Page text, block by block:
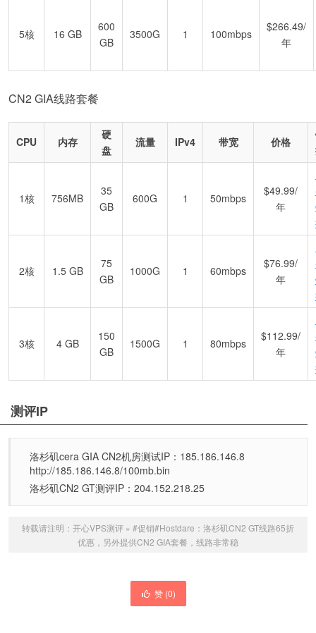
5核 16 GB
600
GB
3500G 1 100mbps
$266.49/
年
CN2 GIA线路套餐
CPU 内存
硬
盘
流量 IPv4 带宽 价格
1核 756MB
35
GB
600G 1 50mbps
$49.99/
年
2核 1.5 GB
75
GB
1000G 1 60mbps
$76.99/
年
3核 4 GB
150
GB
1500G 1 80mbps
$112.99/
年
测评IP
洛杉矶cera GIA CN2机房测试IP：185.186.146.8
http://185.186.146.8/100mb.bin
洛杉矶CN2 GT测评IP：204.152.218.25
转载请注明： 开心VPS测评 » #促销#Hostdare：洛杉矶CN2 GT线路65折
优惠，另外提供CN2 GIA套餐，线路非常稳
赞 (0)